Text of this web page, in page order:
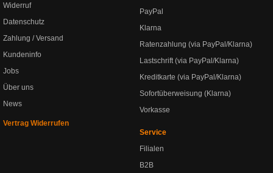
Widerruf
Datenschutz
Zahlung / Versand
Kundeninfo
Jobs
Über uns
News
Vertrag Widerrufen
PayPal
Klarna
Ratenzahlung (via PayPal/Klarna)
Lastschrift (via PayPal/Klarna)
Kreditkarte (via PayPal/Klarna)
Sofortüberweisung (Klarna)
Vorkasse
Service
Filialen
B2B